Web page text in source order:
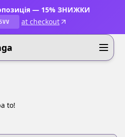
— 15% ЗНИЖКИ
at checkout
to!